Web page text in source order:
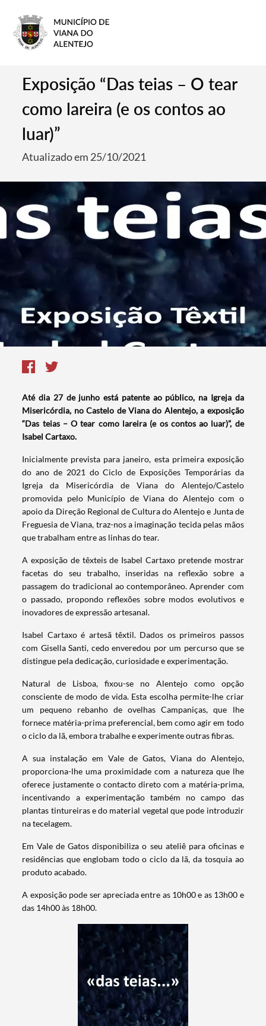
Exposição “Das teias – O tear
como lareira (e os contos ao
luar)”
Atualizado em 25/10/2021
Até dia 27 de junho está patente ao público, na Igreja da
Misericórdia, no Castelo de Viana do Alentejo, a exposição
“Das teias – O tear como lareira (e os contos ao luar)”, de
Isabel Cartaxo.
Inicialmente prevista para janeiro, esta primeira exposição
do ano de 2021 do Ciclo de Exposições Temporárias da
Igreja da Misericórdia de Viana do Alentejo/Castelo
promovida pelo Município de Viana do Alentejo com o
apoio da Direção Regional de Cultura do Alentejo e Junta de
Freguesia de Viana, traz-nos a imaginação tecida pelas mãos
que trabalham entre as linhas do tear.
A exposição de têxteis de Isabel Cartaxo pretende mostrar
facetas do seu trabalho, inseridas na reflexão sobre a
passagem do tradicional ao contemporâneo. Aprender com
o passado, propondo reflexões sobre modos evolutivos e
inovadores de expressão artesanal.
Isabel Cartaxo é artesã têxtil. Dados os primeiros passos
com Gisella Santi, cedo enveredou por um percurso que se
distingue pela dedicação, curiosidade e experimentação.
Natural de Lisboa, fixou-se no Alentejo como opção
consciente de modo de vida. Esta escolha permite-lhe criar
um pequeno rebanho de ovelhas Campaniças, que lhe
fornece matéria-prima preferencial, bem como agir em todo
o ciclo da lã, embora trabalhe e experimente outras fibras.
A sua instalação em Vale de Gatos, Viana do Alentejo,
proporciona-lhe uma proximidade com a natureza que lhe
oferece justamente o contacto direto com a matéria-prima,
incentivando a experimentação também no campo das
plantas tintureiras e do material vegetal que pode introduzir
na tecelagem.
Em Vale de Gatos disponibiliza o seu ateliê para oficinas e
residências que englobam todo o ciclo da lã, da tosquia ao
produto acabado.
A exposição pode ser apreciada entre as 10h00 e as 13h00 e
das 14h00 às 18h00.